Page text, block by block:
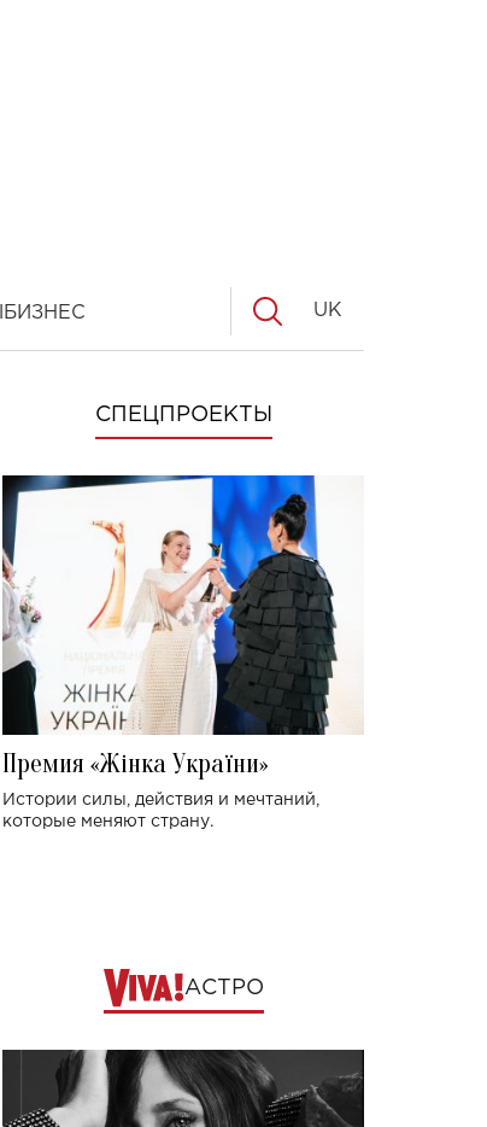
БИЗНЕС UK
СПЕЦПРОЕКТЫ
Премия «Жінка України»
Истории силы, действия и мечтаний,
которые меняют страну.
АСТРО